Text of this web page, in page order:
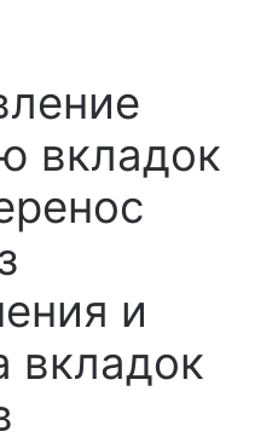
вкладок
и
вкладок